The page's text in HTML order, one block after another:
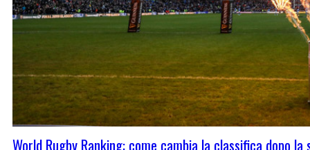
World Rugby Ranking: come cambia la classifica dopo